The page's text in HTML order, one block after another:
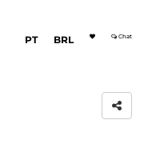
PT BRL Chat